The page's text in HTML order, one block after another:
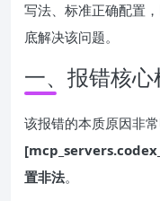
写法、标准正确配置
底解决该问题。
一、报错核
该报错的本质原因非常
置非法。